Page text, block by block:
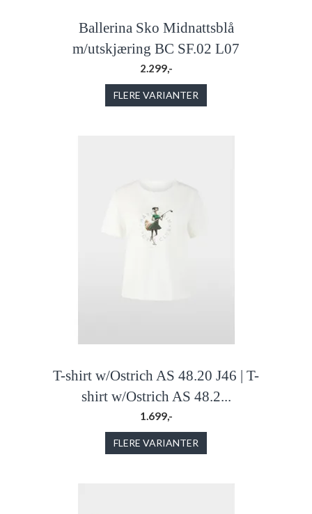
Ballerina Sko Midnattsblå
m/utskjæring BC SF.02 L07
2.299,-
FLERE VARIANTER
T-shirt w/Ostrich AS 48.20 J46 | T-
shirt w/Ostrich AS 48.2...
1.699,-
FLERE VARIANTER